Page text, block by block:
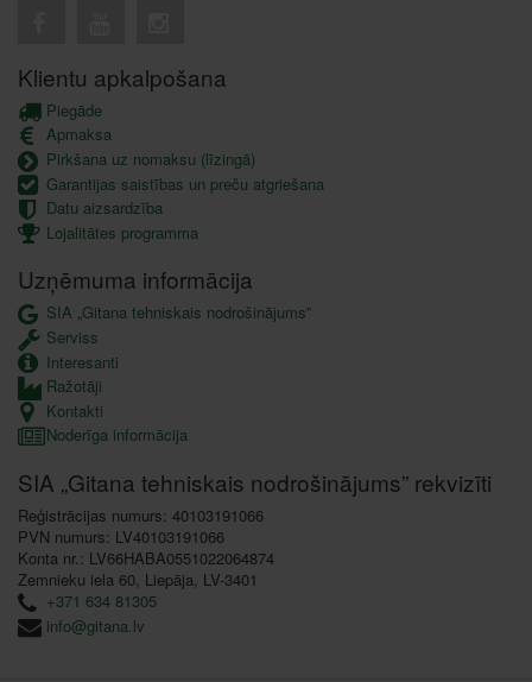
Klientu apkalpošana
Piegāde
Apmaksa
Pirkšana uz nomaksu (līzingā)
Garantijas saistības un preču atgriešana
Datu aizsardzība
Lojalitātes programma
Uzņēmuma informācija
SIA „Gitana tehniskais nodrošinājums”
Serviss
Interesanti
Ražotāji
Kontakti
Noderīga informācija
SIA „Gitana tehniskais nodrošinājums” rekvizīti
Reģistrācijas numurs: 40103191066
PVN numurs: LV40103191066
Konta nr.: LV66HABA0551022064874
Zemnieku iela 60, Liepāja, LV-3401
+371 634 81305
info@gitana.lv